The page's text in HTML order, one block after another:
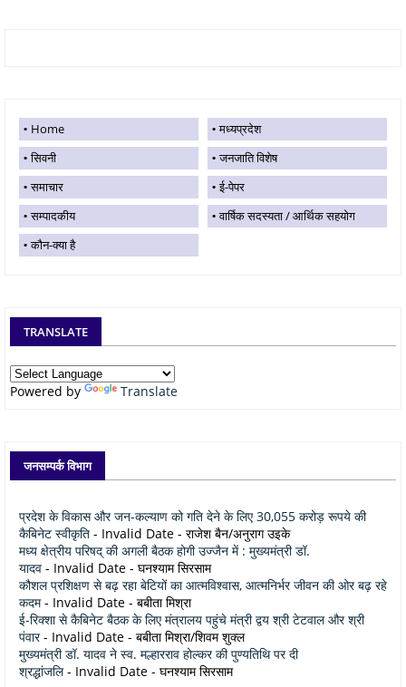
Home
मध्यप्रदेश
सिवनी
जनजाति विशेष
समाचार
ई-पेपर
सम्पादकीय
वार्षिक सदस्यता / आर्थिक सहयोग
कौन-क्या है
TRANSLATE
Powered by Translate
जनसम्पर्क विभाग
प्रदेश के विकास और जन-कल्याण को गति देने के लिए 30,055 करोड़ रूपये की
कैबिनेट स्वीकृति - Invalid Date - राजेश बैन/अनुराग उइके
मध्य क्षेत्रीय परिषद् की अगली बैठक होगी उज्जैन में : मुख्यमंत्री डॉ.
यादव - Invalid Date - घनश्याम सिरसाम
कौशल प्रशिक्षण से बढ़ रहा बेटियों का आत्मविश्वास, आत्मनिर्भर जीवन की ओर बढ़ रहे
कदम- Invalid Date - बबीता मिश्रा
ई-रिक्शा से कैबिनेट बैठक के लिए मंत्रालय पहुंचे मंत्री द्वय श्री टेटवाल और श्री
पंवार- Invalid Date - बबीता मिश्रा/शिवम शुक्ल
मुख्यमंत्री डॉ. यादव ने स्व. मल्हारराव होल्कर की पुण्यतिथि पर दी
श्रद्धांजलि- Invalid Date - घनश्याम सिरसाम